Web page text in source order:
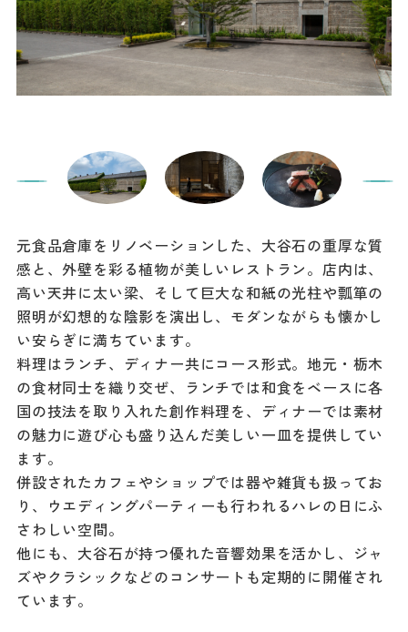
元食品倉庫をリノベーションした、大谷石の重厚な質
感と、外壁を彩る植物が美しいレストラン。店内は、
高い天井に太い梁、そして巨大な和紙の光柱や瓢箪の
照明が幻想的な陰影を演出し、モダンながらも懐かし
い安らぎに満ちています。
料理はランチ、ディナー共にコース形式。地元・栃木
の食材同士を織り交ぜ、ランチでは和食をベースに各
国の技法を取り入れた創作料理を、ディナーでは素材
の魅力に遊び心も盛り込んだ美しい一皿を提供してい
ます。
併設されたカフェやショップでは器や雑貨も扱ってお
り、ウエディングパーティーも行われるハレの日にふ
さわしい空間。
他にも、大谷石が持つ優れた音響効果を活かし、ジャ
ズやクラシックなどのコンサートも定期的に開催され
ています。